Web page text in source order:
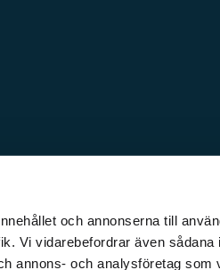
och annonserna till
Vi vidarebefordrar även sådana
annons- och analysföretag